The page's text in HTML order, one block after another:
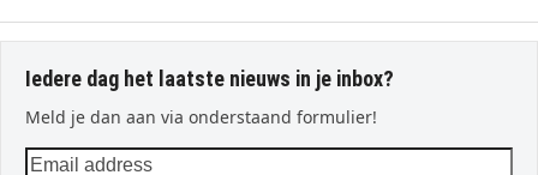
Iedere dag het laatste nieuws in je inbox?
Meld je dan aan via onderstaand formulier!
Email